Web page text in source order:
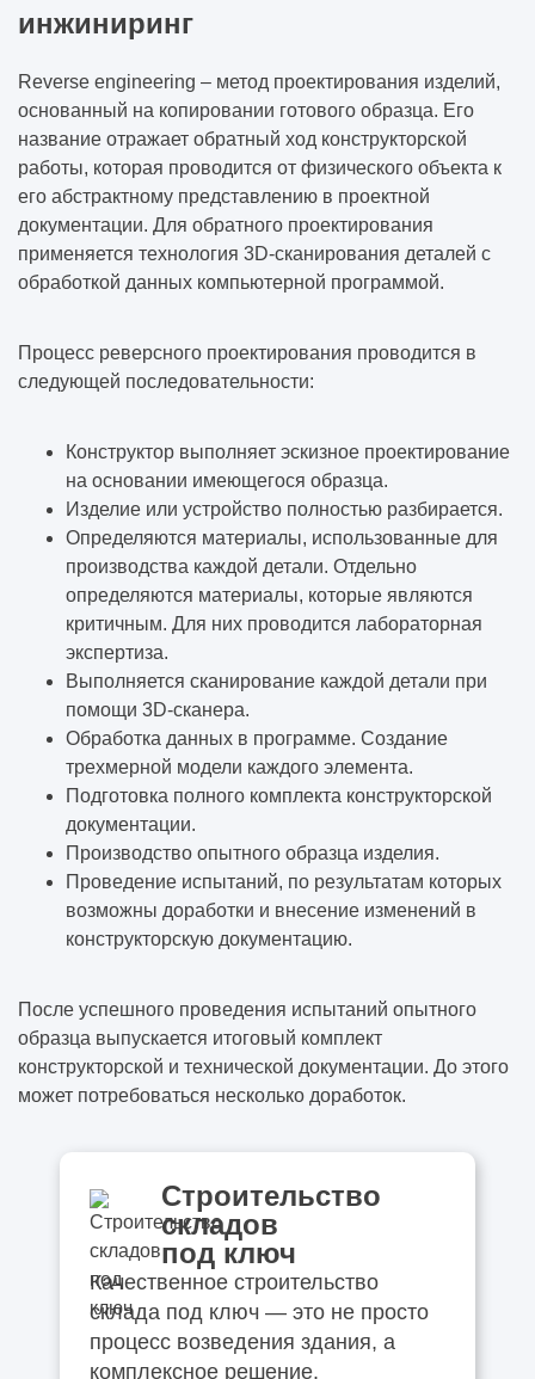
инжиниринг
Reverse engineering – метод проектирования изделий,
основанный на копировании готового образца. Его
название отражает обратный ход конструкторской
работы, которая проводится от физического объекта к
его абстрактному представлению в проектной
документации. Для обратного проектирования
применяется технология 3D-сканирования деталей с
обработкой данных компьютерной программой.
Процесс реверсного проектирования проводится в
следующей последовательности:
Конструктор выполняет эскизное проектирование
на основании имеющегося образца.
Изделие или устройство полностью разбирается.
Определяются материалы, использованные для
производства каждой детали. Отдельно
определяются материалы, которые являются
критичным. Для них проводится лабораторная
экспертиза.
Выполняется сканирование каждой детали при
помощи 3D-сканера.
Обработка данных в программе. Создание
трехмерной модели каждого элемента.
Подготовка полного комплекта конструкторской
документации.
Производство опытного образца изделия.
Проведение испытаний, по результатам которых
возможны доработки и внесение изменений в
конструкторскую документацию.
После успешного проведения испытаний опытного
образца выпускается итоговый комплект
конструкторской и технической документации. До этого
может потребоваться несколько доработок.
Строительство
складов
под ключ
Качественное строительство
склада под ключ — это не просто
процесс возведения здания, а
комплексное решение.